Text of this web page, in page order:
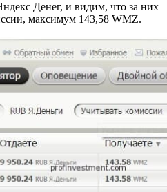
Денег, и видим, что за них
максимум 143,58 WMZ.